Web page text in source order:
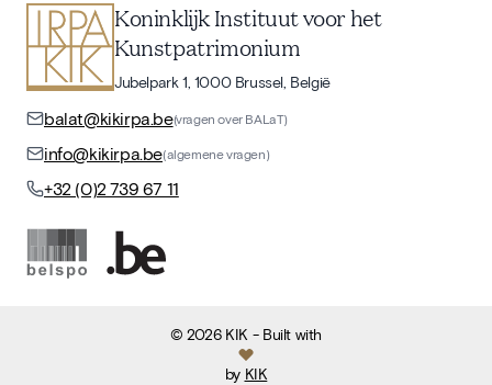
Koninklijk Instituut voor het
Kunstpatrimonium
Jubelpark 1, 1000 Brussel, België
balat@kikirpa.be(vragen over BALaT)
info@kikirpa.be(algemene vragen)
+32 (0)2 739 67 11
©2026 KIK - Built with
by KIK